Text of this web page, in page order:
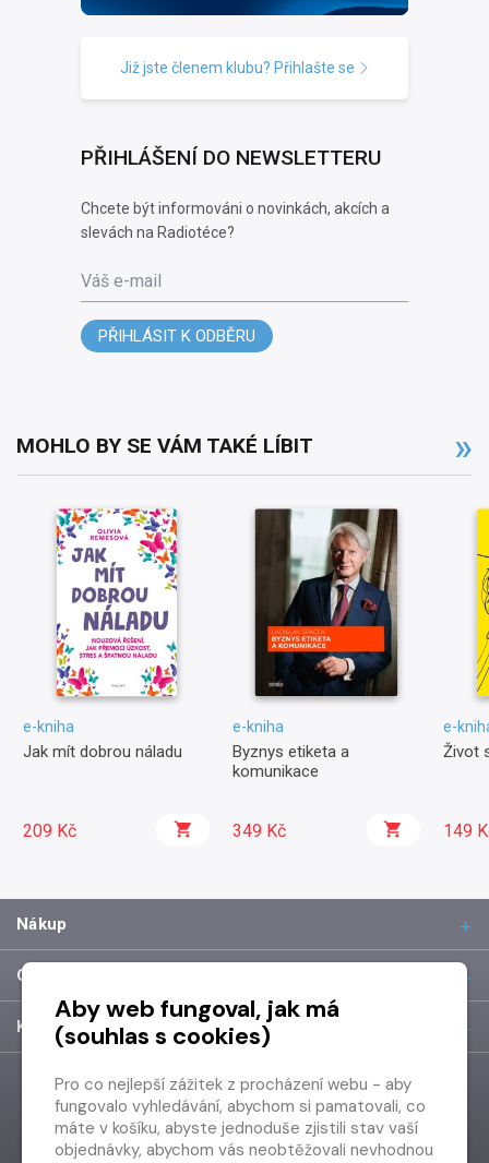
Již jste členem klubu? Přihlašte se
PŘIHLÁŠENÍ DO NEWSLETTERU
Chcete být informováni o novinkách, akcích a
slevách na Radiotéce?
Váš e-mail
PŘIHLÁSIT K ODBĚRU
MOHLO BY SE VÁM TAKÉ LÍBIT
e-kniha
Jak mít dobrou náladu
209 Kč
e-kniha
Byznys etiketa a
komunikace
349 Kč
e-
Život
149
Nákup
O společnosti
Kontakt
Aby web fungoval, jak má
(souhlas s cookies)
Pro co nejlepší zážitek z procházení webu - aby
fungovalo vyhledávání, abychom si pamatovali, co
máte v košíku, abyste jednoduše zjistili stav vaší
objednávky, abychom vás neobtěžovali nevhodnou